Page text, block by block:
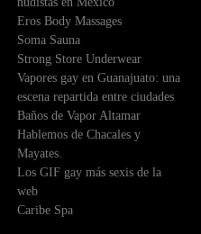
Eros Body Massages
Soma Sauna
Strong Store Underwear
Vapores gay en Guanajuato: una
escena repartida entre ciudades
Baños de Vapor Altamar
Hablemos de Chacales y
Mayates.
Los GIF gay más sexis de la
web
Caribe Spa